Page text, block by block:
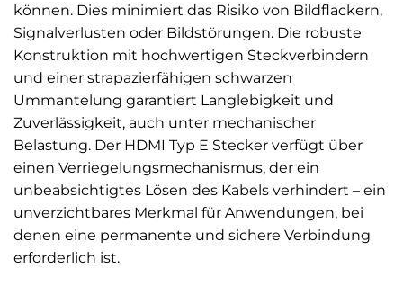
können. Dies minimiert das Risiko von Bildflackern,
Signalverlusten oder Bildstörungen. Die robuste
Konstruktion mit hochwertigen Steckverbindern
und einer strapazierfähigen schwarzen
Ummantelung garantiert Langlebigkeit und
Zuverlässigkeit, auch unter mechanischer
Belastung. Der HDMI Typ E Stecker verfügt über
einen Verriegelungsmechanismus, der ein
unbeabsichtigtes Lösen des Kabels verhindert – ein
unverzichtbares Merkmal für Anwendungen, bei
denen eine permanente und sichere Verbindung
erforderlich ist.